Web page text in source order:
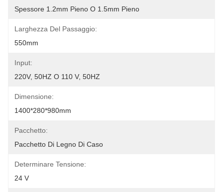
Spessore 1.2mm Pieno O 1.5mm Pieno
Larghezza Del Passaggio:
550mm
Input:
220V, 50HZ O 110 V, 50HZ
Dimensione:
1400*280*980mm
Pacchetto:
Pacchetto Di Legno Di Caso
Determinare Tensione:
24 V